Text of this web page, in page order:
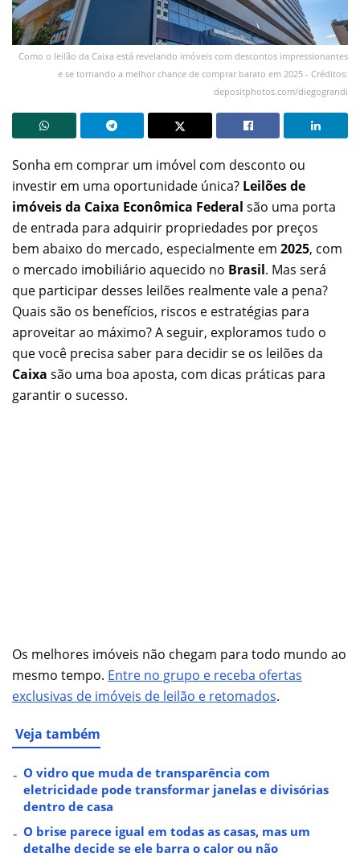
Como o leilão da Caixa está revelando imóveis com descontos impressionantes
e se tornando a melhor chance de comprar barato em 2025 - Créditos:
depositphotos.com/diegograndi
Sonha em comprar um imóvel com desconto ou
investir em uma oportunidade única? Leilões de
imóveis da Caixa Econômica Federal são uma porta
de entrada para adquirir propriedades por preços
bem abaixo do mercado, especialmente em 2025, com
o mercado imobiliário aquecido no Brasil. Mas será
que participar desses leilões realmente vale a pena?
Quais são os benefícios, riscos e estratégias para
aproveitar ao máximo? A seguir, exploramos tudo o
que você precisa saber para decidir se os leilões da
Caixa são uma boa aposta, com dicas práticas para
garantir o sucesso.
Os melhores imóveis não chegam para todo mundo ao
mesmo tempo. Entre no grupo e receba ofertas
exclusivas de imóveis de leilão e retomados.
Veja também
O vidro que muda de transparência com
eletricidade pode transformar janelas e divisórias
dentro de casa
O brise parece igual em todas as casas, mas um
detalhe decide se ele barra o calor ou não